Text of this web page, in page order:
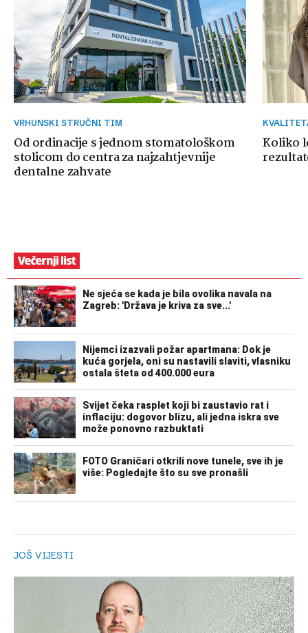
VRHUNSKI STRUČNI TIM
Od ordinacije s jednom stomatološkom
stolicom do centra za najzahtjevnije
dentalne zahvate
Koliko
JOŠ VIJESTI